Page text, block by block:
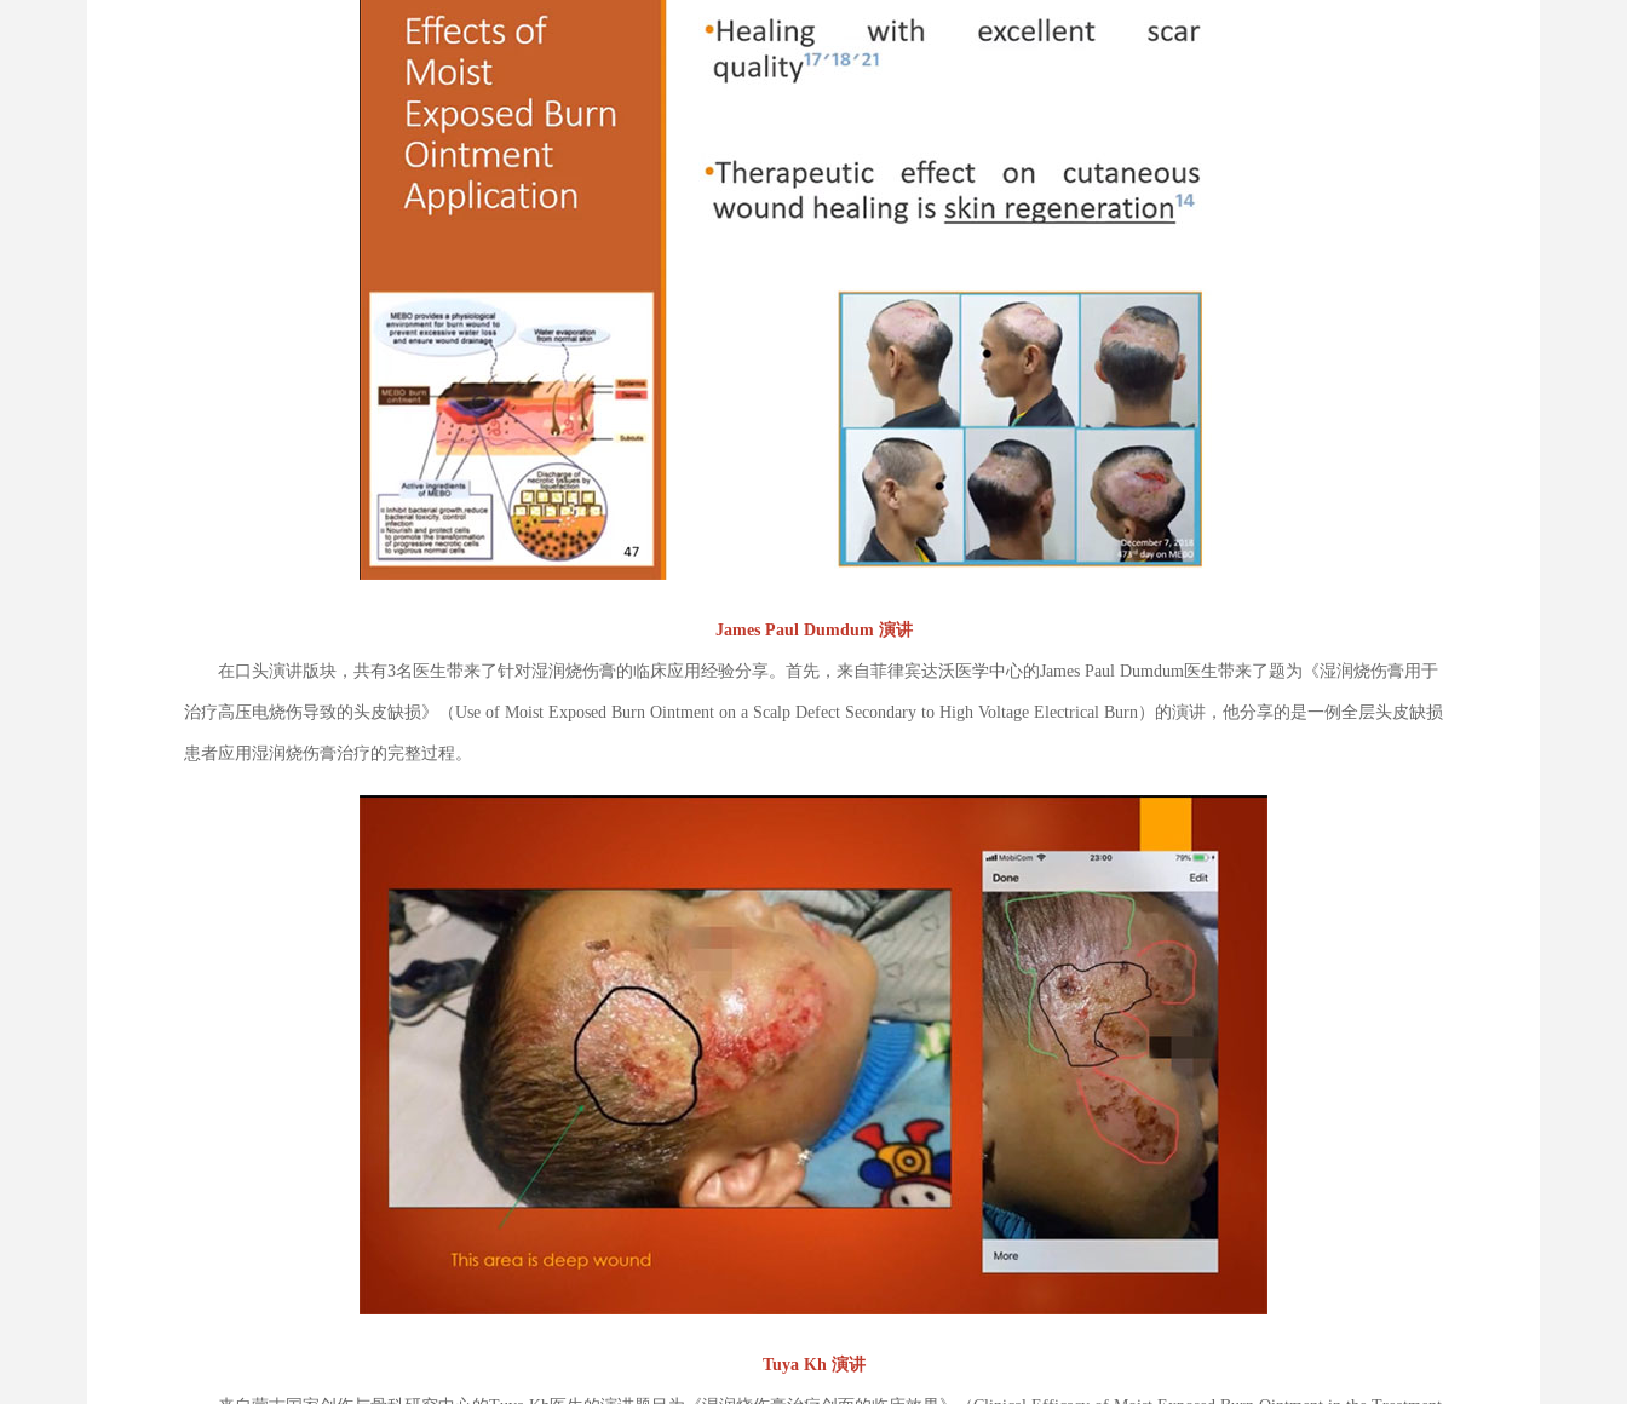
James Paul Dumdum 演讲
在口头演讲版块，共有3名医生带来了针对湿润烧伤膏的临床应用经验分享。首先，来自菲律宾达沃医学中心的James Paul Dumdum医生带来了题为《湿润烧伤膏用于
治疗高压电烧伤导致的头皮缺损》（Use of Moist Exposed Burn Ointment on a Scalp Defect Secondary to High Voltage Electrical Burn）的演讲，他分享的是一例全层头皮缺损
患者应用湿润烧伤膏治疗的完整过程。
Tuya Kh 演讲